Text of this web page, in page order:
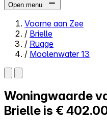
Open menu
Close menu
Zelf kopen
Alles-in-één
Reviews
Voorne aan Zee
/ Brielle
/ Rugge
/ Moolenwater 13
Woningwaarde
Brielle is €